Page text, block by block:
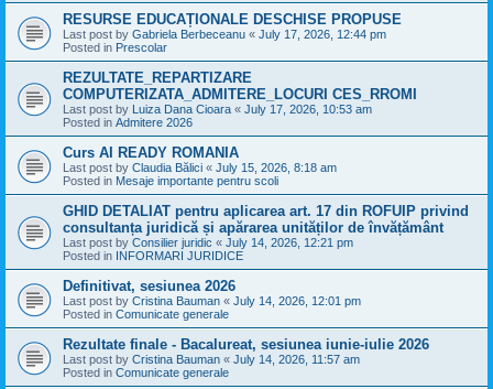
RESURSE EDUCAȚIONALE DESCHISE PROPUSE
Last post by Gabriela Berbeceanu « July 17, 2026, 12:44 pm
Posted in Prescolar
REZULTATE_REPARTIZARE
COMPUTERIZATA_ADMITERE_LOCURI CES_RROMI
Last post by Luiza Dana Cioara « July 17, 2026, 10:53 am
Posted in Admitere 2026
Curs AI READY ROMANIA
Last post by Claudia Bălici « July 15, 2026, 8:18 am
Posted in Mesaje importante pentru scoli
GHID DETALIAT pentru aplicarea art. 17 din ROFUIP privind
consultanța juridică și apărarea unităților de învățământ
Last post by Consilier juridic « July 14, 2026, 12:21 pm
Posted in INFORMARI JURIDICE
Definitivat, sesiunea 2026
Last post by Cristina Bauman « July 14, 2026, 12:01 pm
Posted in Comunicate generale
Rezultate finale - Bacalureat, sesiunea iunie-iulie 2026
Last post by Cristina Bauman « July 14, 2026, 11:57 am
Posted in Comunicate generale